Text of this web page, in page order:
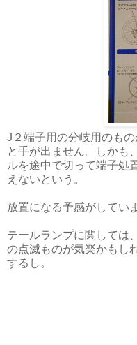
J２端子用の分岐用のも
と手が出ません。しかも
ルを途中で切って端子処
えないという。
放置になる予感がしてい
テールランプに関しては
の点滅ものが気楽かもし
するし。